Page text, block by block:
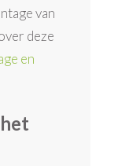
van
deze
en